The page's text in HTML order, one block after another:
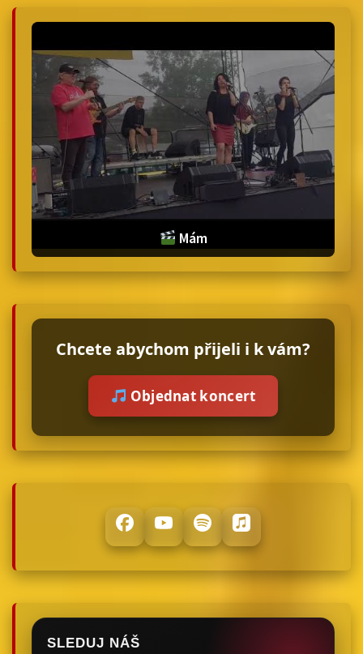
Mám
Chcete abychom přijeli i k vám?
Objednat koncert
SLEDUJ NÁŠ